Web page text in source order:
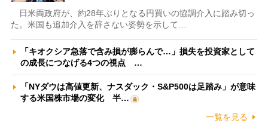
日米両政府が、約28年ぶりとなる円買いの協調介入に踏み切っ
た。米国も追加介入を辞さない姿勢を示して…
「キオクシア急落で含み損が膨らんで…」損失を投資家として
の成長につなげる4つの視点 …
「NYダウは高値更新、ナスダック・S&P500は足踏み」が意味
する米国株市場の変化 半…
一覧を見る